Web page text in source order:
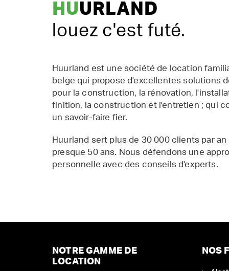
HUURLAND
louez c'est futé.
Huurland est une société de location
belge qui propose d'excellentes solutions
pour la construction, la rénovation,
finition, la construction et l'entretien ; qui
un savoir-faire fier.
Huurland sert plus de 30 000 clients par an
presque 50 ans. Nous défendons une
personnelle avec des conseils d'experts.
NOTRE GAMME DE
LOCATION
NOS